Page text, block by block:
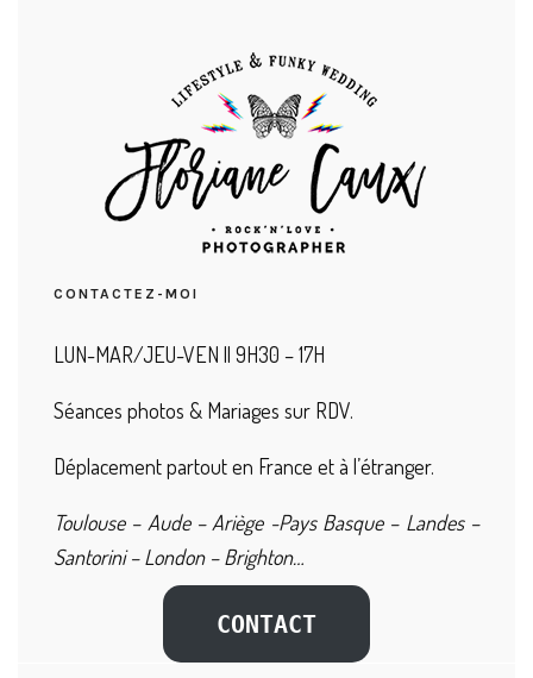
CONTACTEZ-MOI
LUN-MAR/JEU-VEN || 9H30 – 17H
Séances photos & Mariages sur RDV.
Déplacement partout en France et à l’étranger.
Toulouse – Aude – Ariège -Pays Basque – Landes –
Santorini – London – Brighton…
CONTACT